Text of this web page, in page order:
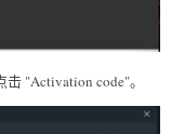
"Activation code"。